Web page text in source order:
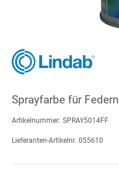
Sprayfarbe für Federn
Artikelnummer: SPRAY5014FF
Lieferanten-Artikelnr. 055610